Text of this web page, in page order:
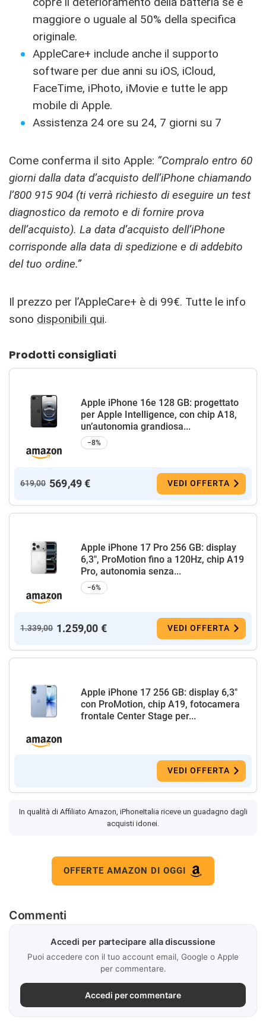
maggiore o uguale al 50% della specifica
originale.
AppleCare+ include anche il supporto
software per due anni su iOS, iCloud,
FaceTime, iPhoto, iMovie e tutte le app
mobile di Apple.
Assistenza 24 ore su 24, 7 giorni su 7
Come conferma il sito Apple: “Compralo entro 60
giorni dalla data d’acquisto dell’iPhone chiamando
l’800 915 904 (ti verrà richiesto di eseguire un test
diagnostico da remoto e di fornire prova
dell’acquisto). La data d’acquisto dell’iPhone
corrisponde alla data di spedizione e di addebito
del tuo ordine.”
Il prezzo per l’AppleCare+ è di 99€. Tutte le info
sono disponibili qui.
Prodotti consigliati
Apple iPhone 16e 128 GB: progettato
per Apple Intelligence, con chip A18,
un’autonomia grandiosa...
−8%
619,00 569,49 € VEDI OFFERTA
Apple iPhone 17 Pro 256 GB: display
6,3", ProMotion fino a 120Hz, chip A19
Pro, autonomia senza...
−6%
1.339,00 1.259,00 € VEDI OFFERTA
Apple iPhone 17 256 GB: display 6,3"
con ProMotion, chip A19, fotocamera
frontale Center Stage per...
VEDI OFFERTA
In qualità di Affiliato Amazon, iPhoneItalia riceve un guadagno dagli
acquisti idonei.
OFFERTE AMAZON DI OGGI
Commenti
Accedi per partecipare alla discussione
Puoi accedere con il tuo account email, Google o Apple
per commentare.
Accedi per commentare